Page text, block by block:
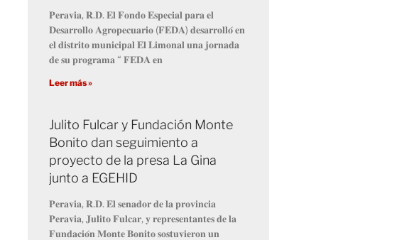
𝐏𝐞𝐫𝐚𝐯𝐢𝐚, 𝐑.𝐃. 𝐄𝐥 𝐅𝐨𝐧𝐝𝐨 𝐄𝐬𝐩𝐞𝐜𝐢𝐚𝐥 𝐩𝐚𝐫𝐚 𝐞𝐥
𝐃𝐞𝐬𝐚𝐫𝐫𝐨𝐥𝐥𝐨 𝐀𝐠𝐫𝐨𝐩𝐞𝐜𝐮𝐚𝐫𝐢𝐨 (𝐅𝐄𝐃𝐀) 𝐝𝐞𝐬𝐚𝐫𝐫𝐨𝐥𝐥𝐨́ 𝐞𝐧
𝐞𝐥 𝐝𝐢𝐬𝐭𝐫𝐢𝐭𝐨 𝐦𝐮𝐧𝐢𝐜𝐢𝐩𝐚𝐥 𝐄𝐥 𝐋𝐢𝐦𝐨𝐧𝐚𝐥 𝐮𝐧𝐚 𝐣𝐨𝐫𝐧𝐚𝐝𝐚
𝐝𝐞 𝐬𝐮 𝐩𝐫𝐨𝐠𝐫𝐚𝐦𝐚 “ 𝐅𝐄𝐃𝐀 𝐞𝐧
Leer más »
Julito Fulcar y Fundación Monte
Bonito dan seguimiento a
proyecto de la presa La Gina
junto a EGEHID
𝐏𝐞𝐫𝐚𝐯𝐢𝐚, 𝐑.𝐃. 𝐄𝐥 𝐬𝐞𝐧𝐚𝐝𝐨𝐫 𝐝𝐞 𝐥𝐚 𝐩𝐫𝐨𝐯𝐢𝐧𝐜𝐢𝐚
𝐏𝐞𝐫𝐚𝐯𝐢𝐚, 𝐉𝐮𝐥𝐢𝐭𝐨 𝐅𝐮𝐥𝐜𝐚𝐫, 𝐲 𝐫𝐞𝐩𝐫𝐞𝐬𝐞𝐧𝐭𝐚𝐧𝐭𝐞𝐬 𝐝𝐞 𝐥𝐚
𝐅𝐮𝐧𝐝𝐚𝐜𝐢𝐨́𝐧 𝐌𝐨𝐧𝐭𝐞 𝐁𝐨𝐧𝐢𝐭𝐨 𝐬𝐨𝐬𝐭𝐮𝐯𝐢𝐞𝐫𝐨𝐧 𝐮𝐧